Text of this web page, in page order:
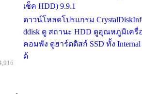
เช็ค HDD) 9.9.1
ดาวน์โหลดโปรแกรม
ddisk ดู สถานะ HDD ดูอุณหภูมิเครื่
คอมพัง ดูฮาร์ดดิสก์ SSD ทั้ง Internal
ด้